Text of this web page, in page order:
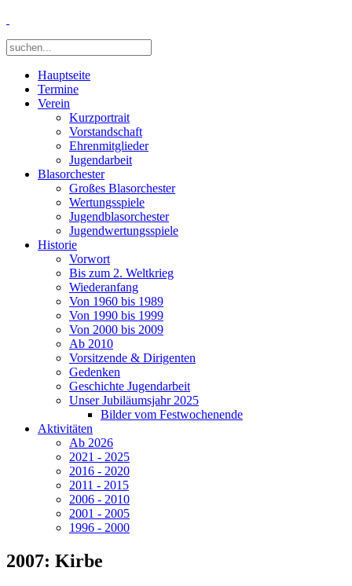
Hauptseite
Termine
Verein
Kurzportrait
Vorstandschaft
Ehrenmitglieder
Jugendarbeit
Blasorchester
Großes Blasorchester
Wertungsspiele
Jugendblasorchester
Jugendwertungsspiele
Historie
Vorwort
Bis zum 2. Weltkrieg
Wiederanfang
Von 1960 bis 1989
Von 1990 bis 1999
Von 2000 bis 2009
Ab 2010
Vorsitzende & Dirigenten
Gedenken
Geschichte Jugendarbeit
Unser Jubiläumsjahr 2025
Bilder vom Festwochenende
Aktivitäten
Ab 2026
2021 - 2025
2016 - 2020
2011 - 2015
2006 - 2010
2001 - 2005
1996 - 2000
2007: Kirbe